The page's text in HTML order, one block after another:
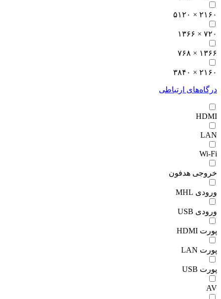
۲۱۶۰ × ۵۱۲۰
۷۲۰ × ۱۳۶۶
۱۳۶۶ × ۷۶۸
۲۱۶۰ × ۳۸۴۰
درگاه‌های ارتباطی
HDMI
LAN
Wi-Fi
خروجی هدفون
ورودی MHL
ورودی USB
پورت HDMI
پورت LAN
پورت USB
AV